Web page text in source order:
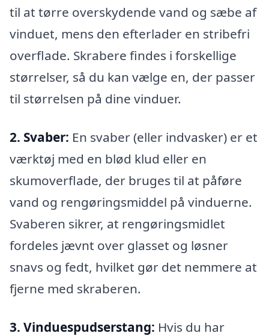
til at tørre overskydende vand og sæbe af
vinduet, mens den efterlader en stribefri
overflade. Skrabere findes i forskellige
størrelser, så du kan vælge en, der passer
til størrelsen på dine vinduer.
2. Svaber: En svaber (eller indvasker) er et
værktøj med en blød klud eller en
skumoverflade, der bruges til at påføre
vand og rengøringsmiddel på vinduerne.
Svaberen sikrer, at rengøringsmidlet
fordeles jævnt over glasset og løsner
snavs og fedt, hvilket gør det nemmere at
fjerne med skraberen.
3. Vinduespudserstang: Hvis du har